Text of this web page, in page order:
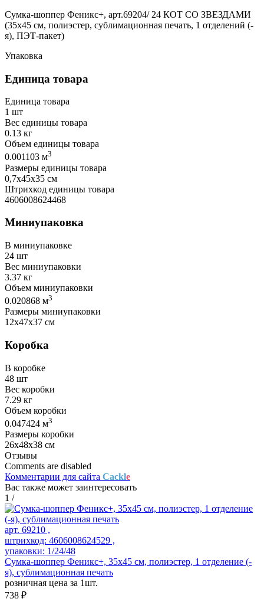
Сумка-шоппер Феникс+, арт.69204/ 24 КОТ СО ЗВЕЗДАМИ
(35x45 см, полиэстер, сублимационная печать, 1 отделений (-
я), ПЭТ-пакет)
Упаковка
Единица товара
Единица товара
1 шт
Вес единицы товара
0.13 кг
Объем единицы товара
0.001103 м3
Размеры единицы товара
0,7х45х35 см
Штрихкод единицы товара
4606008624468
Миниупаковка
В миниупаковке
24 шт
Вес миниупаковки
3.37 кг
Объем миниупаковки
0.020868 м3
Размеры миниупаковки
12х47х37 см
Коробка
В коробке
48 шт
Вес коробки
7.29 кг
Объем коробки
0.047424 м3
Размеры коробки
26х48х38 см
Отзывы
Comments are disabled
Комментарии для сайта Cackle
Вас также может заинтересовать
1 /
арт. 69210 ,
штрихкод: 4606008624529 ,
упаковки: 1/24/48
Сумка-шоппер Феникс+, 35x45 см, полиэстер, 1 отделение (-
я), сублимационная печать
розничная цена за 1шт.
738 ₽